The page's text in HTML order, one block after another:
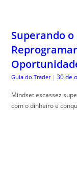
Superando o
Guia do Trader | 30 de
Mindset escassez
com o dinheiro e